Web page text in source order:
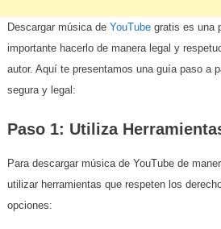
Descargar música de YouTubegratis es una
importante hacerlo de manera legal y
autor. Aquí te presentamos una guía paso a
segura y legal:
Paso 1: Utiliza
Para descargar música de YouTube de
utilizar herramientas que respeten los
opciones: